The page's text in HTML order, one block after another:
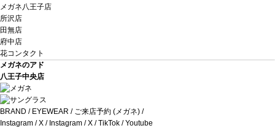
メガネ八王子店
所沢店
田無店
府中店
花コンタクト
メガネのアド
八王子中央店
BRAND / EYEWEAR / ご来店予約 (メガネ) /
Instagram /X / Instagram /X /TikTok /Youtube